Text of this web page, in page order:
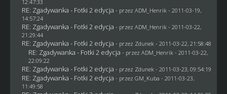
12:47:33
RE: Zgadywanka - Fotki 2 edycja - przez ADM_Henrik - 2011-03-19,
14:57:24
RE: Zgadywanka - Fotki 2 edycja - przez ADM_Henrik - 2011-03-22,
21:29:44
RE: Zgadywanka - Fotki 2 edycja - przez Zdunek - 2011-03-22, 21:58:48
RE: Zgadywanka - Fotki 2 edycja - przez ADM_Henrik - 2011-03-22,
22:09:22
RE: Zgadywanka - Fotki 2 edycja - przez Zdunek - 2011-03-23, 09:54:19
RE: Zgadywanka - Fotki 2 edycja - przez GM_Kuba - 2011-03-23,
11:49:58